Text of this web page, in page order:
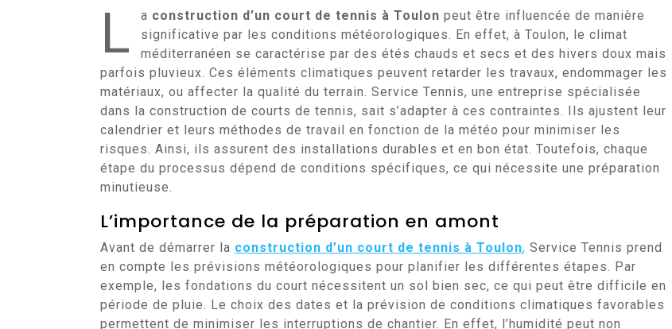
L a construction d’un court de tennis à Toulon peut être influencée de manière
significative par les conditions météorologiques. En effet, à Toulon, le climat
méditerranéen se caractérise par des étés chauds et secs et des hivers doux mais
parfois pluvieux. Ces éléments climatiques peuvent retarder les travaux, endommager les
matériaux, ou affecter la qualité du terrain. Service Tennis, une entreprise spécialisée
dans la construction de courts de tennis, sait s’adapter à ces contraintes. Ils ajustent leur
calendrier et leurs méthodes de travail en fonction de la météo pour minimiser les
risques. Ainsi, ils assurent des installations durables et en bon état. Toutefois, chaque
étape du processus dépend de conditions spécifiques, ce qui nécessite une préparation
minutieuse.
L’importance de la préparation en amont
Avant de démarrer la construction d’un court de tennis à Toulon, Service Tennis prend
en compte les prévisions météorologiques pour planifier les différentes étapes. Par
exemple, les fondations du court nécessitent un sol bien sec, ce qui peut être difficile en
période de pluie. Le choix des dates et la prévision de conditions climatiques favorables
permettent de minimiser les interruptions de chantier. En effet, l’humidité peut non